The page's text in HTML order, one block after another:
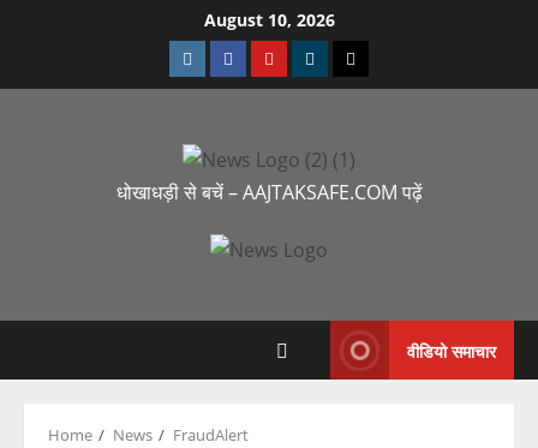
August 10, 2026
धोखाधड़ी से बचें – AAJTAKSAFE.COM पढ़ें
वीडियो समाचार
Home News FraudAlert